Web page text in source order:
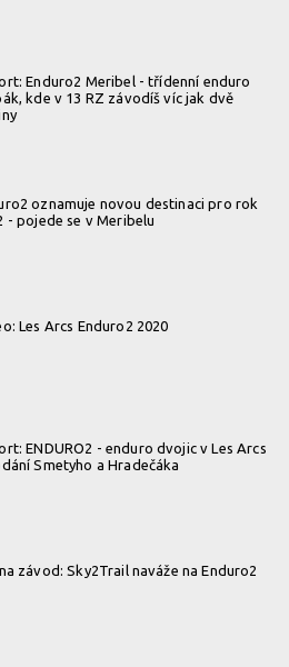
Enduro2 Meribel - třídenní enduro
kde v 13 RZ závodíš víc jak dvě
oznamuje novou destinaci pro rok
- pojede se v Meribelu
Les Arcs Enduro2 2020
ENDURO2 - enduro dvojic v Les Arcs
Smetyho a Hradečáka
závod: Sky2Trail naváže na Enduro2